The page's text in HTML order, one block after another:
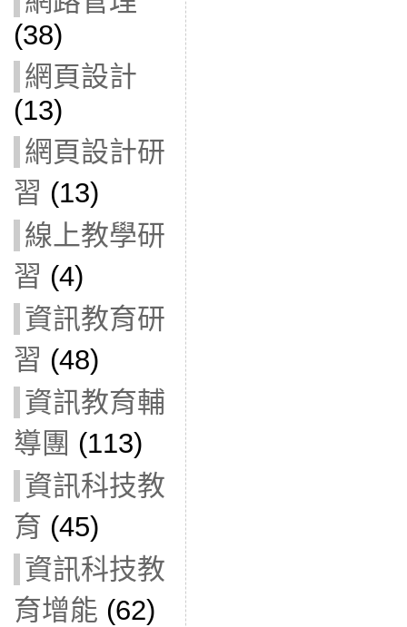
(38)
網頁設計
(13)
網頁設計研
習 (13)
線上教學研
習 (4)
資訊教育研
習 (48)
資訊教育輔
導團 (113)
資訊科技教
育 (45)
資訊科技教
育增能 (62)